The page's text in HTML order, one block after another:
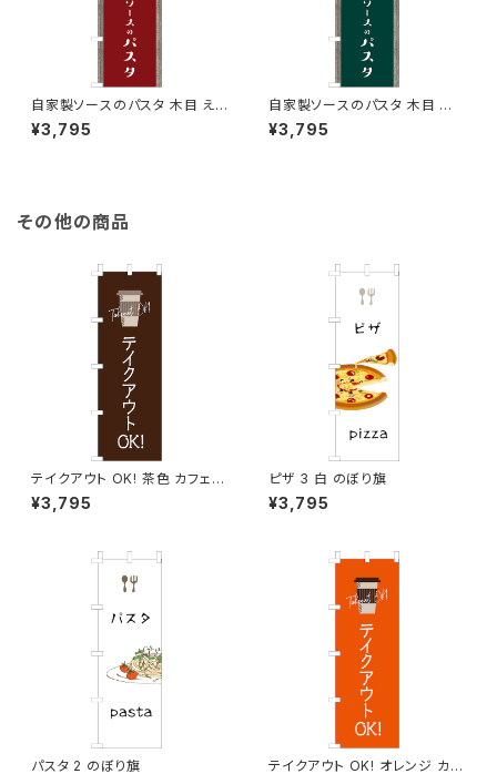
自家製ソースのパスタ 木目 えん
じ のぼり旗
¥3,795
自家製ソースのパスタ 木目 深
緑 のぼり旗
¥3,795
その他の商品
テイクアウト OK! 茶色 カフェ
コーヒー 2 のぼり旗
¥3,795
ピザ 3 白 のぼり旗
¥3,795
パスタ 2 のぼり旗
テイクアウト OK! オレンジ カフ